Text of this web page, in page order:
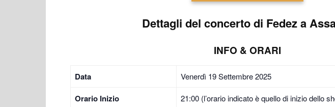
Dettagli del concerto di Fedez a
INFO & ORARI
Data Venerdì 19 Settembre 2025
Orario Inizio 21:00 (l’orario indicato è quello di inizio dello